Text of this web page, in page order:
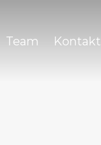
Team Kontakt